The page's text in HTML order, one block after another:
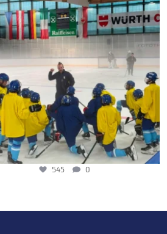
545 0